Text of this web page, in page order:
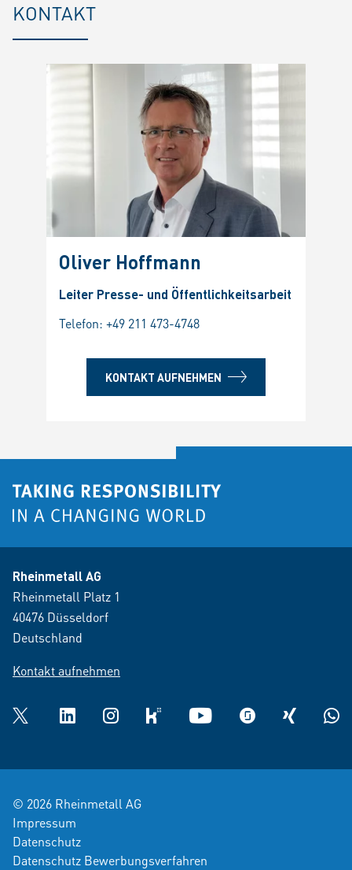
KONTAKT
Oliver Hoffmann
Leiter Presse- und Öffentlichkeitsarbeit
Telefon: +49 211 473-4748
KONTAKT AUFNEHMEN
Rheinmetall AG
Rheinmetall Platz 1
40476 Düsseldorf
Deutschland
Kontakt aufnehmen
Twitter LinkedInInstagramkununu YouTube glassdoorXING
© 2026 Rheinmetall AG
Impressum
Datenschutz
Datenschutz Bewerbungsverfahren